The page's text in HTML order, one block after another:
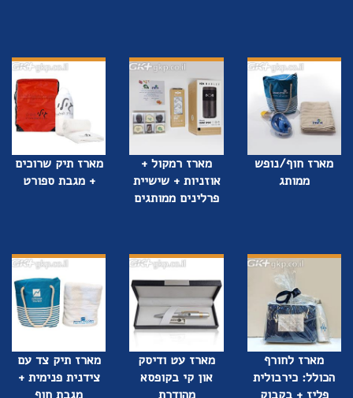
מארז חוף/נופש
ממותג
מארז רמקול +
אוזניות + שישיית
פרלינים ממותגים
מארז תיק שרוכים
+ מגבת ספורט
מארז לחורף
הכולל: כירבולית
מארז עט ודיסק
און קי בקופסא
מארז תיק צד עם
צידנית פנימית +